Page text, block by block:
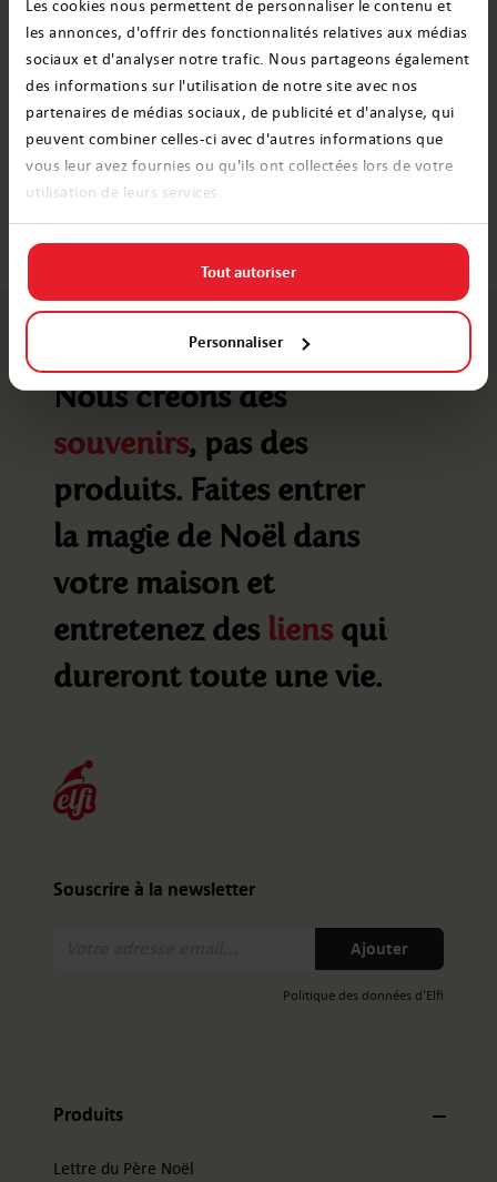
Les cookies nous permettent de personnaliser le contenu et
les annonces, d'offrir des fonctionnalités relatives aux médias
sociaux et d'analyser notre trafic. Nous partageons également
des informations sur l'utilisation de notre site avec nos
partenaires de médias sociaux, de publicité et d'analyse, qui
peuvent combiner celles-ci avec d'autres informations que
vous leur avez fournies ou qu'ils ont collectées lors de votre
utilisation de leurs services.
Tout autoriser
Personnaliser
Commander
Des centaines de messages envoyés
Nous créons des
souvenirs, pas des
produits. Faites entrer
la magie de Noël dans
votre maison et
entretenez des liensqui
dureront toute une vie.
Souscrire à la newsletter
Ajouter
Politique des données d'Elfi
Produits
Lettre du Père Noël